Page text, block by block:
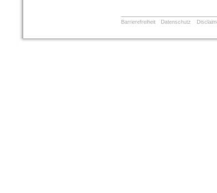
Barrierefreiheit Datenschutz